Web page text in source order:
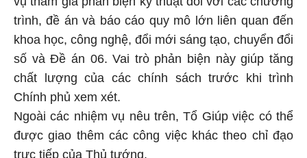
vụ tham gia phản biện kỹ thuật đối với các chương
trình, đề án và báo cáo quy mô lớn liên quan đến
khoa học, công nghệ, đổi mới sáng tạo, chuyển đổi
số và Đề án 06. Vai trò phản biện này giúp tăng
chất lượng của các chính sách trước khi trình
Chính phủ xem xét.
Ngoài các nhiệm vụ nêu trên, Tổ Giúp việc có thể
được giao thêm các công việc khác theo chỉ đạo